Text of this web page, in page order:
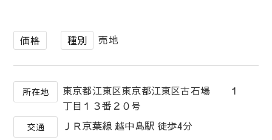
価格 種別 売地
所在地
東京都江東区東京都江東区古石場 １
丁目１３番２０号
交通 ＪＲ京葉線 越中島駅 徒歩4分